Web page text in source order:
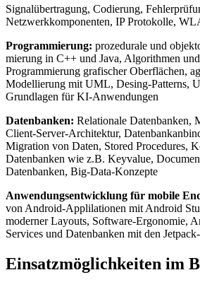
Signalübertragung, Codierung,
Netzwerkkomponenten, IP Protokolle,
Programmierung: prozedurale und
mierung in C++ und Java, Algo­rith­men
Programmierung grafischer Oberflächen,
Modellierung mit UML, Desing-Patterns,
Grundlagen für KI-Anwendungen
Datenbanken: Relationale Datenbanken,
Client-Server-Architektur,
Migration von Daten, Stored Procedures,
Datenbanken wie z.B. Keyvalue,
Datenbanken, Big-Data-Konzepte
Anwendungsentwicklung für mobile
von Android-Applilationen mit Android
moderner Layouts, Software-Ergonomie,
Services und Datenbanken mit den
Einsatzmöglichkeiten im